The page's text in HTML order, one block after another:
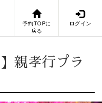
予約TOPに
戻る
ログイン
親孝行プラ